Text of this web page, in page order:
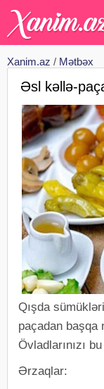
Xanim.az / Mətbəx
Əsl kəllə-
Qışda
paçadan başqa
Övladlarınızı
Ərzaqlar: